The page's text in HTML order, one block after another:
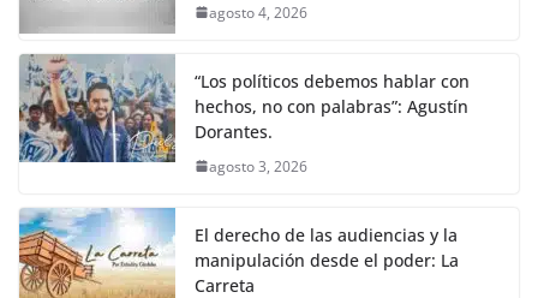
agosto 4, 2026
“Los políticos debemos hablar con
hechos, no con palabras”: Agustín
Dorantes.
agosto 3, 2026
El derecho de las audiencias y la
manipulación desde el poder: La
Carreta